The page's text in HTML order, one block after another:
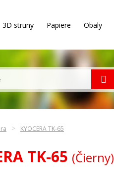
3D struny Papiere Obaly
KYOCERA TK-65
TK-65 (Čierny)